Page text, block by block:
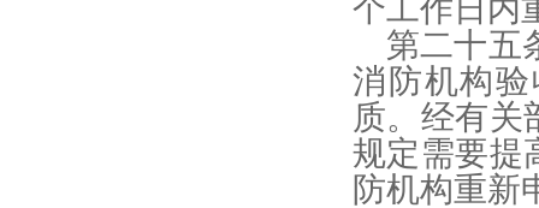
个工作日内
第二十五
消防机构
质。经有关
规定需要提
防机构重新